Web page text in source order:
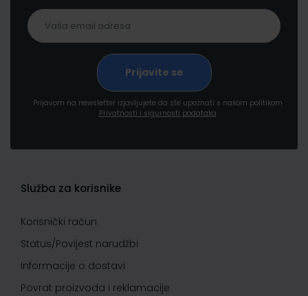
Prijavom na newsletter izjavljujete da ste upoznati s našom politikom
Privatnosti i sigurnosti podataka
Služba za korisnike
Korisnički račun
Status/Povijest narudžbi
Informacije o dostavi
Povrat proizvoda i reklamacije